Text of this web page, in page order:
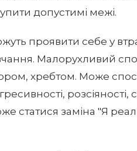
допустимі межі.
проявити себе у
Малорухливий
хребтом. Може
статися заміна "Я